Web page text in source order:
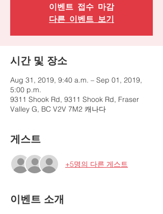
이벤트 접수 마감
다른 이벤트 보기
시간 및 장소
Aug 31, 2019, 9:40 a.m. – Sep 01, 2019,
5:00 p.m.
9311 Shook Rd, 9311 Shook Rd, Fraser
Valley G, BC V2V 7M2 캐나다
게스트
+5명의 다른 게스트
이벤트 소개